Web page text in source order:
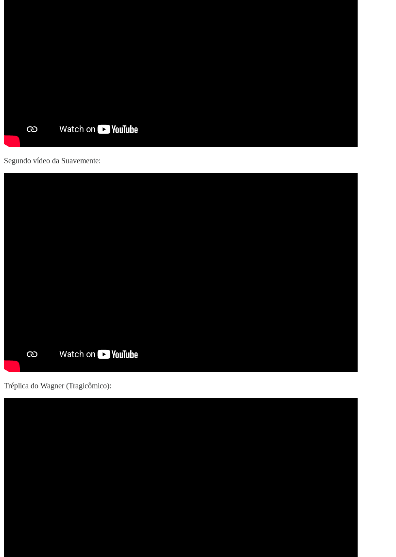
Segundo vídeo da Suavemente:
Tréplica do Wagner (Tragicômico):